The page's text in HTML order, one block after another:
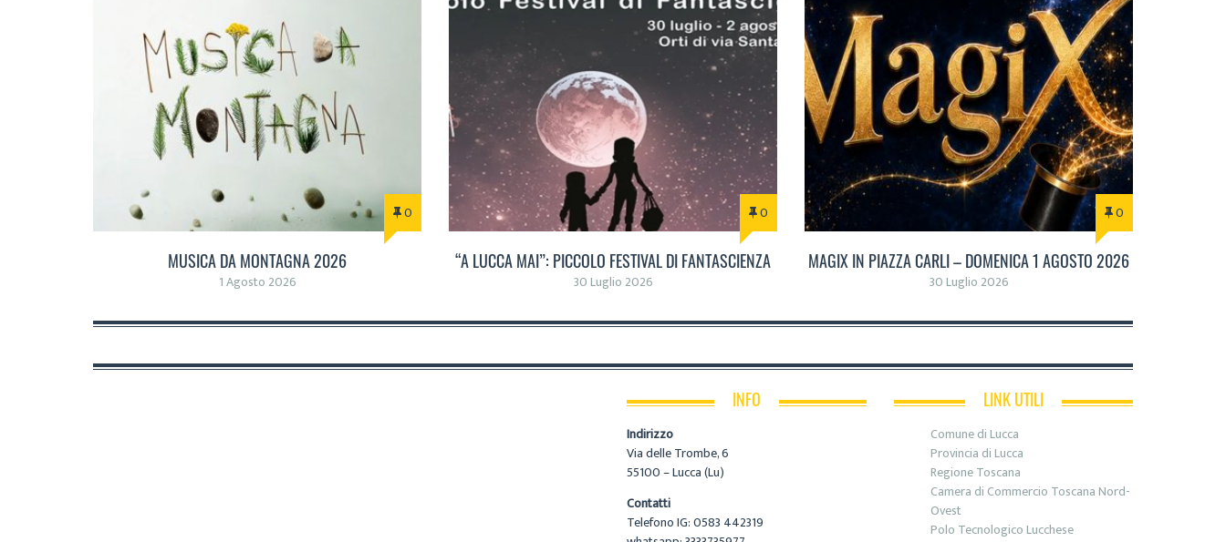
0
MUSICA DA MONTAGNA 2026
1 Agosto 2026
0
“A LUCCA MAI”: PICCOLO FESTIVAL DI FANTASCIENZA
30 Luglio 2026
0
MAGIX IN PIAZZA CARLI – DOMENICA 1 AGOSTO 2026
30 Luglio 2026
INFO
Indirizzo
Via delle Trombe, 6
55100 – Lucca (Lu)
Contatti
Telefono IG: 0583 442319
LINK UTILI
Comune di Lucca
Provincia di Lucca
Regione Toscana
Camera di Commercio Toscana Nord-
Ovest
Polo Tecnologico Lucchese